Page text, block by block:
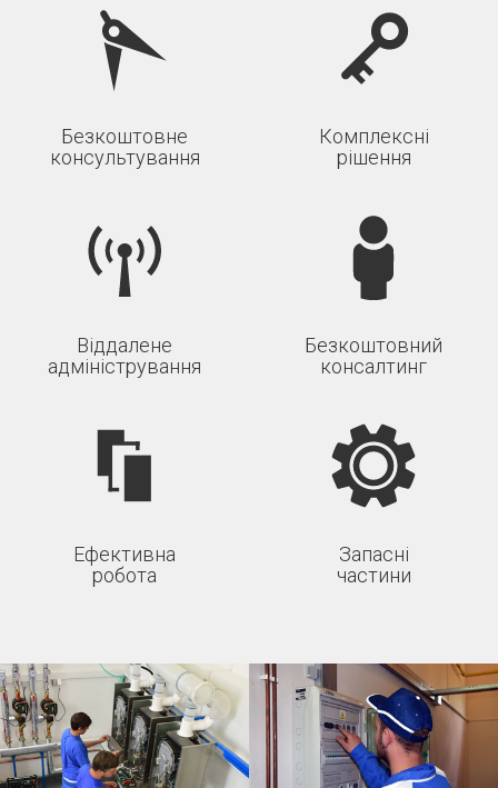
Безкоштовне
консультування
Комплексні
рішення
Віддалене
адміністрування
Безкоштовний
консалтинг
Ефективна
робота
Запасні
частини